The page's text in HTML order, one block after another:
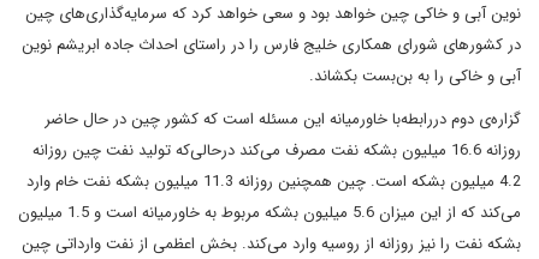
نوین آبی و خاکی چین خواهد بود و سعی خواهد کرد که سرمایه‌گذاری‌های چین
در کشورهای شورای همکاری خلیج‌ فارس را در راستای احداث جاده ابریشم نوین
آبی و خاکی را به بن‌بست بکشاند.
گزاره‌ی دوم دررابطه‌با خاورمیانه این مسئله است که کشور چین در حال حاضر
روزانه 16.6 میلیون بشکه نفت مصرف می‌کند درحالی‌که تولید نفت چین روزانه
4.2 میلیون بشکه است. چین همچنین روزانه 11.3 میلیون بشکه نفت خام وارد
می‌کند که از این میزان 5.6 میلیون بشکه مربوط به خاورمیانه است و 1.5 میلیون
بشکه نفت را نیز روزانه از روسیه وارد می‌کند. بخش اعظمی از نفت وارداتی چین